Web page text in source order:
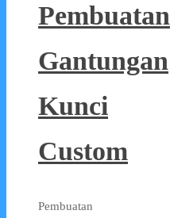
Pembuatan
Gantungan
Kunci
Custom
Pembuatan